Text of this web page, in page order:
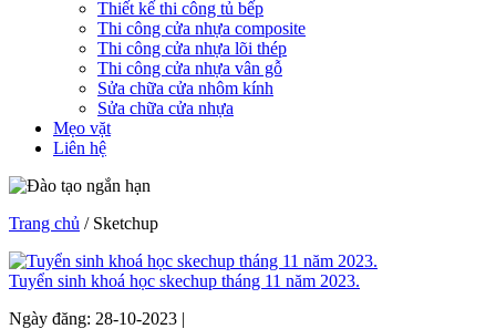
Thiết kế thi công tủ bếp
Thi công cửa nhựa composite
Thi công cửa nhựa lõi thép
Thi công cửa nhựa vân gỗ
Sửa chữa cửa nhôm kính
Sửa chữa cửa nhựa
Mẹo vặt
Liên hệ
Trang chủ / Sketchup
Tuyển sinh khoá học skechup tháng 11 năm 2023.
Ngày đăng: 28-10-2023 |